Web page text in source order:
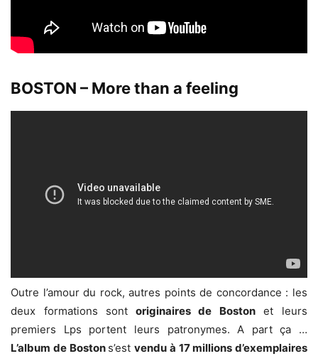
BOSTON – More than a feeling
Outre l’amour du rock, autres points de concordance : les
deux formations sont originaires de Bostonet leurs
premiers Lps portent leurs patronymes. A part ça …
L’album de Boston s’est vendu à 17 millions d’exemplaires